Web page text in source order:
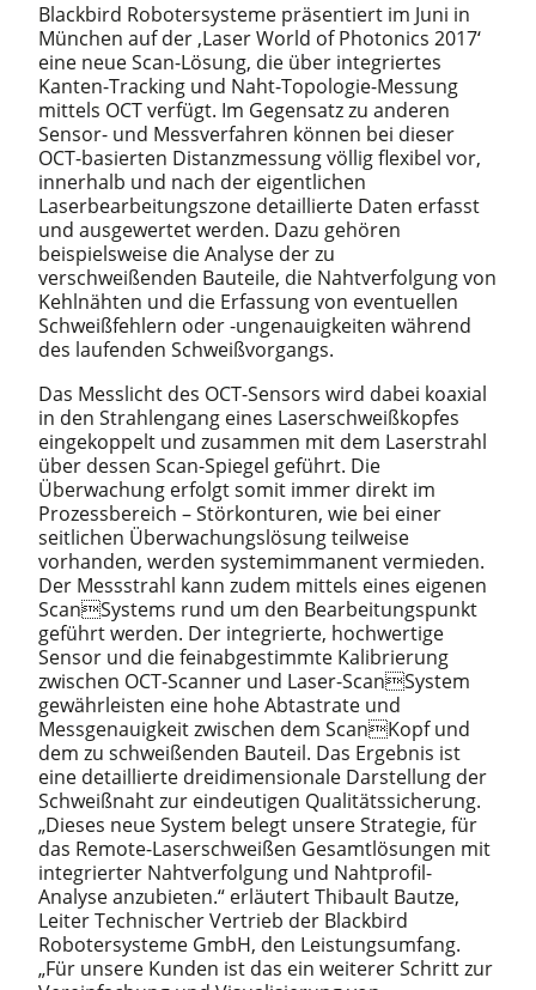
Blackbird Robotersysteme präsentiert im Juni in
München auf der ‚Laser World of Photonics 2017‘
eine neue Scan-Lösung, die über integriertes
Kanten-Tracking und Naht-Topologie-Messung
mittels OCT verfügt. Im Gegensatz zu anderen
Sensor- und Messverfahren können bei dieser
OCT-basierten Distanzmessung völlig flexibel vor,
innerhalb und nach der eigentlichen
Laserbearbeitungszone detaillierte Daten erfasst
und ausgewertet werden. Dazu gehören
beispielsweise die Analyse der zu
verschweißenden Bauteile, die Nahtverfolgung von
Kehlnähten und die Erfassung von eventuellen
Schweißfehlern oder -ungenauigkeiten während
des laufenden Schweißvorgangs.
Das Messlicht des OCT-Sensors wird dabei koaxial
in den Strahlengang eines Laserschweißkopfes
eingekoppelt und zusammen mit dem Laserstrahl
über dessen Scan-Spiegel geführt. Die
Überwachung erfolgt somit immer direkt im
Prozessbereich – Störkonturen, wie bei einer
seitlichen Überwachungslösung teilweise
vorhanden, werden systemimmanent vermieden.
Der Messstrahl kann zudem mittels eines eigenen
ScanSystems rund um den Bearbeitungspunkt
geführt werden. Der integrierte, hochwertige
Sensor und die feinabgestimmte Kalibrierung
zwischen OCT-Scanner und Laser-ScanSystem
gewährleisten eine hohe Abtastrate und
Messgenauigkeit zwischen dem ScanKopf und
dem zu schweißenden Bauteil. Das Ergebnis ist
eine detaillierte dreidimensionale Darstellung der
Schweißnaht zur eindeutigen Qualitätssicherung.
„Dieses neue System belegt unsere Strategie, für
das Remote-Laserschweißen Gesamtlösungen mit
integrierter Nahtverfolgung und Nahtprofil-
Analyse anzubieten.“ erläutert Thibault Bautze,
Leiter Technischer Vertrieb der Blackbird
Robotersysteme GmbH, den Leistungsumfang.
„Für unsere Kunden ist das ein weiterer Schritt zur